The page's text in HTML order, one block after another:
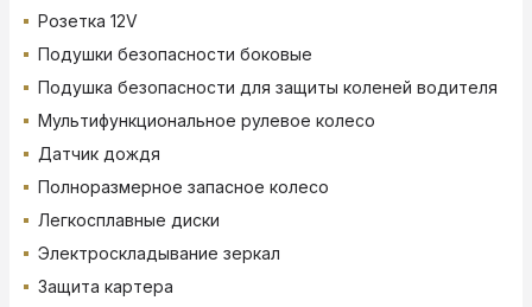
Розетка 12V
Подушки безопасности боковые
Подушка безопасности для защиты коленей водителя
Мультифункциональное рулевое колесо
Датчик дождя
Полноразмерное запасное колесо
Легкосплавные диски
Электроскладывание зеркал
Защита картера